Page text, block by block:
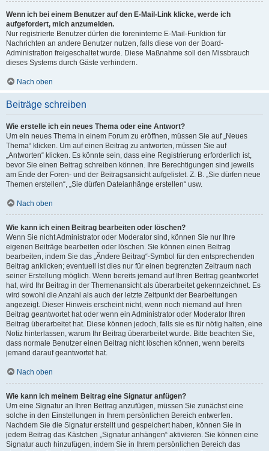
Wenn ich bei einem Benutzer auf den E-Mail-Link klicke, werde ich
aufgefordert, mich anzumelden.
Nur registrierte Benutzer dürfen die foreninterne E-Mail-Funktion für
Nachrichten an andere Benutzer nutzen, falls diese von der Board-
Administration freigeschaltet wurde. Diese Maßnahme soll den Missbrauch
dieses Systems durch Gäste verhindern.
Nach oben
Beiträge schreiben
Wie erstelle ich ein neues Thema oder eine Antwort?
Um ein neues Thema in einem Forum zu eröffnen, müssen Sie auf „Neues
Thema“ klicken. Um auf einen Beitrag zu antworten, müssen Sie auf
„Antworten“ klicken. Es könnte sein, dass eine Registrierung erforderlich ist,
bevor Sie einen Beitrag schreiben können. Ihre Berechtigungen sind jeweils
am Ende der Foren- und der Beitragsansicht aufgelistet. Z. B. „Sie dürfen neue
Themen erstellen“, „Sie dürfen Dateianhänge erstellen“ usw.
Nach oben
Wie kann ich einen Beitrag bearbeiten oder löschen?
Wenn Sie nicht Administrator oder Moderator sind, können Sie nur Ihre
eigenen Beiträge bearbeiten oder löschen. Sie können einen Beitrag
bearbeiten, indem Sie das „Ändere Beitrag“-Symbol für den entsprechenden
Beitrag anklicken; eventuell ist dies nur für einen begrenzten Zeitraum nach
seiner Erstellung möglich. Wenn bereits jemand auf Ihren Beitrag geantwortet
hat, wird Ihr Beitrag in der Themenansicht als überarbeitet gekennzeichnet. Es
wird sowohl die Anzahl als auch der letzte Zeitpunkt der Bearbeitungen
angezeigt. Dieser Hinweis erscheint nicht, wenn noch niemand auf Ihren
Beitrag geantwortet hat oder wenn ein Administrator oder Moderator Ihren
Beitrag überarbeitet hat. Diese können jedoch, falls sie es für nötig halten, eine
Notiz hinterlassen, warum Ihr Beitrag überarbeitet wurde. Bitte beachten Sie,
dass normale Benutzer einen Beitrag nicht löschen können, wenn bereits
jemand darauf geantwortet hat.
Nach oben
Wie kann ich meinem Beitrag eine Signatur anfügen?
Um eine Signatur an Ihren Beitrag anzufügen, müssen Sie zunächst eine
solche in den Einstellungen in Ihrem persönlichen Bereich entwerfen.
Nachdem Sie die Signatur erstellt und gespeichert haben, können Sie in
jedem Beitrag das Kästchen „Signatur anhängen“ aktivieren. Sie können eine
Signatur auch hinzufügen, indem Sie in Ihrem persönlichen Bereich das